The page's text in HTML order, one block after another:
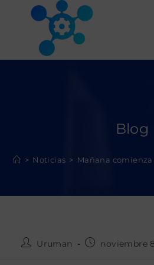
Blog
> Noticias > Mañana comienza
AutorUruman
Publicación
noviembre